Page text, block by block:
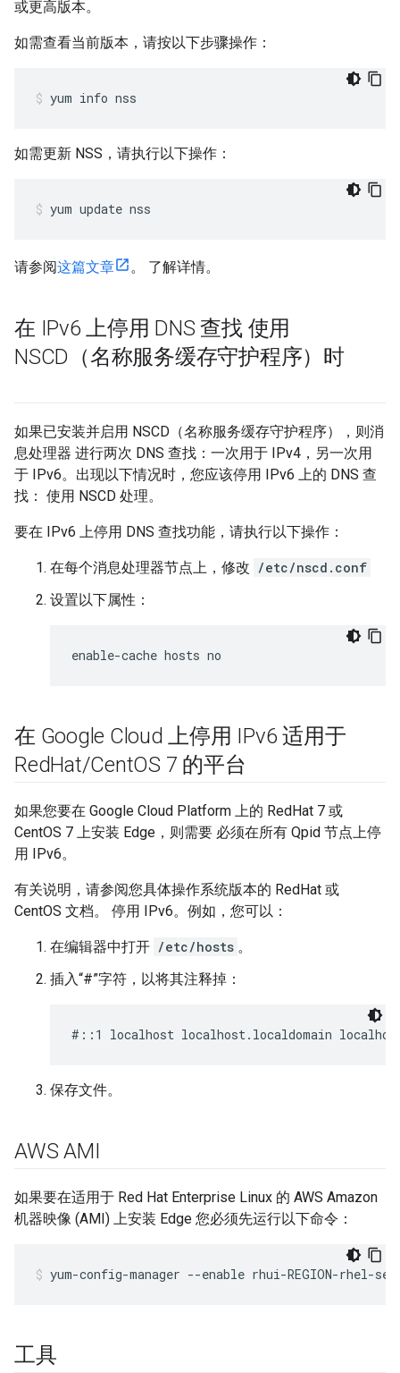
或更高版本。
如需查看当前版本，请按以下步骤操作：
yum info nss
如需更新 NSS，请执行以下操作：
yum update nss
请参阅这篇文章 。 了解详情。
在 IPv6 上停用 DNS 查找 使用
NSCD（名称服务缓存守护程序）时
如果已安装并启用 NSCD（名称服务缓存守护程序），则消
息处理器 进行两次 DNS 查找：一次用于 IPv4，另一次用
于 IPv6。出现以下情况时，您应该停用 IPv6 上的 DNS 查
找： 使用 NSCD 处理。
要在 IPv6 上停用 DNS 查找功能，请执行以下操作：
在每个消息处理器节点上，修改 /etc/nscd.conf
设置以下属性：
enable-cache hosts no
在 Google Cloud 上停用 IPv6 适用于
RedHat/CentOS 7 的平台
如果您要在 Google Cloud Platform 上的 RedHat 7 或
CentOS 7 上安装 Edge，则需要 必须在所有 Qpid 节点上停
用 IPv6。
有关说明，请参阅您具体操作系统版本的 RedHat 或
CentOS 文档。 停用 IPv6。例如，您可以：
在编辑器中打开 /etc/hosts 。
插入“#”字符，以将其注释掉：
#::1 localhost localhost.localdomain
保存文件。
AWS AMI
如果要在适用于 Red Hat Enterprise Linux 的 AWS Amazon
机器映像 (AMI) 上安装 Edge 您必须先运行以下命令：
yum-config-manager --enable rhui-REGION-rhel-
工具